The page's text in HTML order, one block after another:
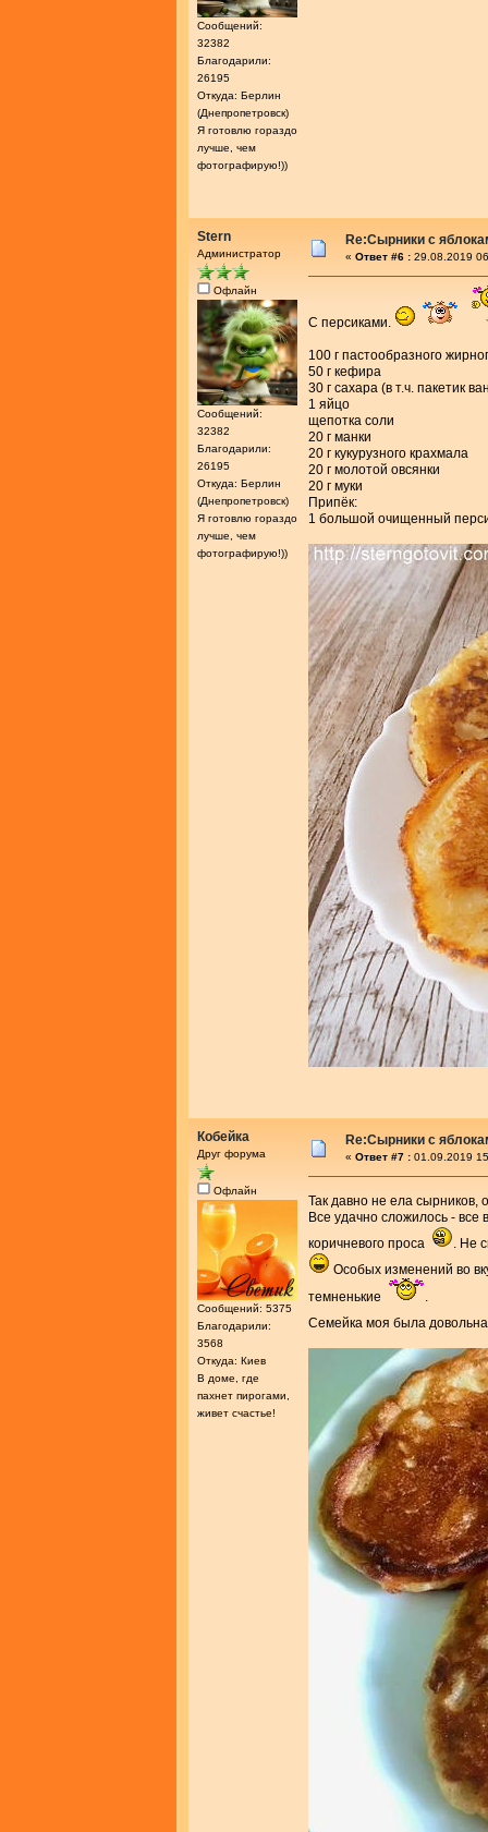
Сообщений:
32382
Благодарили:
26195
Откуда: Берлин
(Днепропетровск)
Я готовлю гораздо
лучше, чем
фотографирую!))
Stern
Администратор
Офлайн
Сообщений:
32382
Благодарили:
26195
Откуда: Берлин
(Днепропетровск)
Я готовлю гораздо
лучше, чем
фотографирую!))
Re:Сырники с
« Ответ #6 : 29.08.2019
С персиками.
100 г пастообразного
50 г кефира
30 г сахара (в т.ч. пакетик
1 яйцо
щепотка соли
20 г манки
20 г кукурузного крахмала
20 г молотой овсянки
20 г муки
Припёк:
1 большой очищенный
Кобейка
Друг форума
Офлайн
Сообщений: 5375
Благодарили:
3568
Откуда: Киев
В доме, где
пахнет пирогами,
живет счастье!
Re:Сырники с
« Ответ #7 : 01.09.2019
Так давно не ела сырников,
Все удачно сложилось - все
коричневого проса
. Не
Особых изменений во
темненькие
.
Семейка моя была